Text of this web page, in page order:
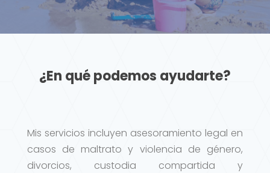
¿En qué podemos ayudarte?
Mis servicios incluyen asesoramiento legal en
casos de maltrato y violencia de género,
divorcios, custodia compartida y